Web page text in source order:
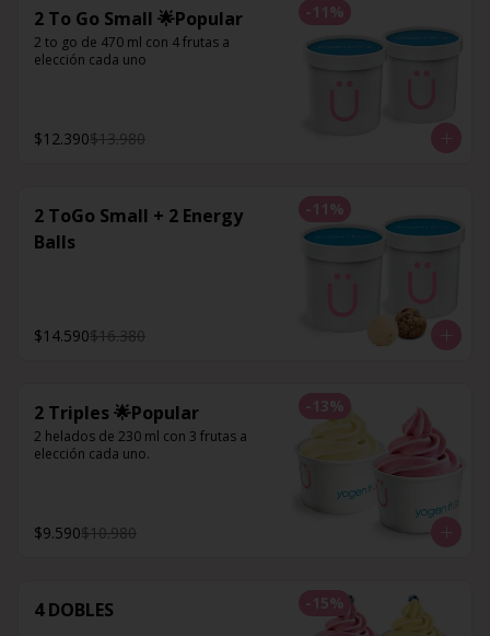
-11 %
2 To Go Small 🌟Popular
2 to go de 470 ml con 4 frutas a
elección cada uno
$12.390$13.980
-11 %
2 ToGo Small + 2 Energy
Balls
$14.590$16.380
-13%
2 Triples 🌟Popular
2 helados de 230 ml con 3 frutas a
elección cada uno.
$9.590$10.980
-15%
4 DOBLES